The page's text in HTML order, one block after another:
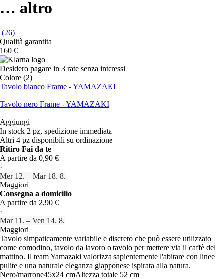
… altro
(26)
Qualità garantita
160 €
Desidero pagare in 3 rate senza interessi
Colore (2)
Tavolo bianco Frame - YAMAZAKI
Tavolo nero Frame - YAMAZAKI
Aggiungi
In stock 2 pz, spedizione immediata
Altri 4 pz disponibili su ordinazione
Ritiro Fai da te
A partire da 0,90 €
·
Mer 12. – Mar 18. 8.
Maggiori
Consegna a domicilio
A partire da 2,90 €
·
Mar 11. – Ven 14. 8.
Maggiori
Tavolo simpaticamente variabile e discreto che può essere utilizzato
come comodino, tavolo da lavoro o tavolo per mettere via il caffè del
mattino. Il team Yamazaki valorizza sapientemente l'abitare con linee
pulite e una naturale eleganza giapponese ispirata alla natura.
Nero/marrone45x24 cmAltezza totale 52 cm